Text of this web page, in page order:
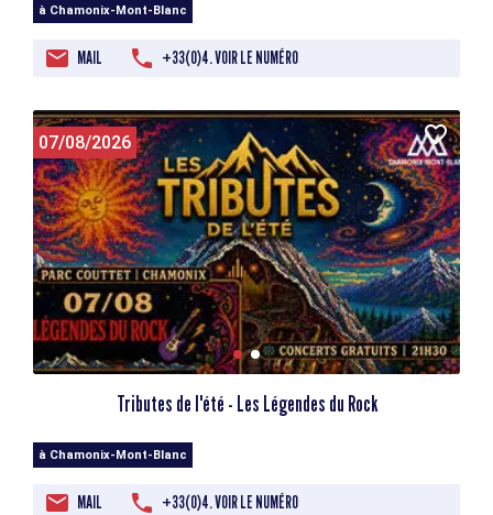
à Chamonix-Mont-Blanc
MAIL +33(0)4. VOIR LE NUMÉRO
07/08/2026
Tributes de l'été - Les Légendes du Rock
à Chamonix-Mont-Blanc
MAIL +33(0)4. VOIR LE NUMÉRO